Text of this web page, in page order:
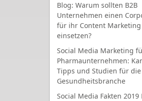
Blog: Warum sollten B2B
Unternehmen einen
für ihr Content Marketing
einsetzen?
Social Media Marketing
Pharmaunternehmen:
Tipps und Studien für die
Gesundheitsbranche
Social Media Fakten 2019